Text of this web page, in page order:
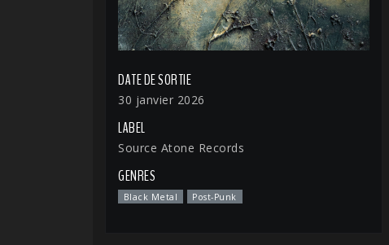
DATE DE SORTIE
30 janvier 2026
LABEL
Source Atone Records
GENRES
Black Metal Post-Punk